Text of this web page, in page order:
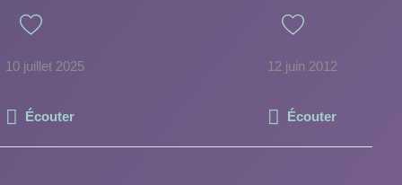
10 juillet 2025
Écouter
12 juin 2012
Écouter